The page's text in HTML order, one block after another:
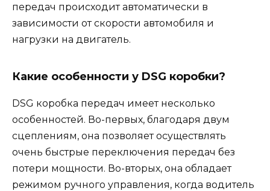
передач происходит автоматически в
зависимости от скорости автомобиля и
нагрузки на двигатель.
Какие особенности у DSG коробки?
DSG коробка передач имеет несколько
особенностей. Во-первых, благодаря двум
сцеплениям, она позволяет осуществлять
очень быстрые переключения передач без
потери мощности. Во-вторых, она обладает
режимом ручного управления, когда водитель